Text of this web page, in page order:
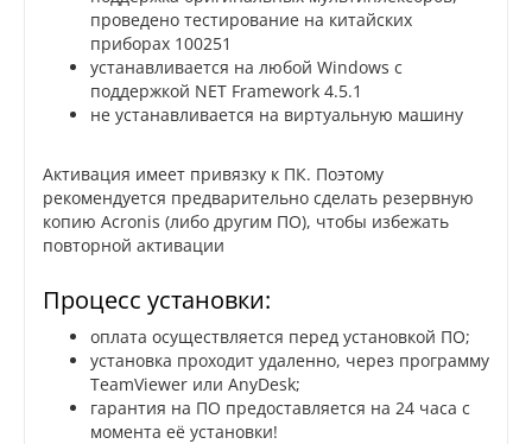
проведено тестирование на китайских
приборах 100251
уcтанавливается на любой Windows с
поддержкой NET Framework 4.5.1
не устанавливается на виртуальную машину
Активация имеет привязку к ПК. Поэтому
рекомендуется предварительно сделать резервную
копию Acronis (либо другим ПО), чтобы избежать
повторной активации
Процесс установки:
оплата осуществляется перед установкой ПО;
установка проходит удаленно, через программу
TeamViewer или AnyDesk;
гарантия на ПО предоставляется на 24 часа с
момента её установки!